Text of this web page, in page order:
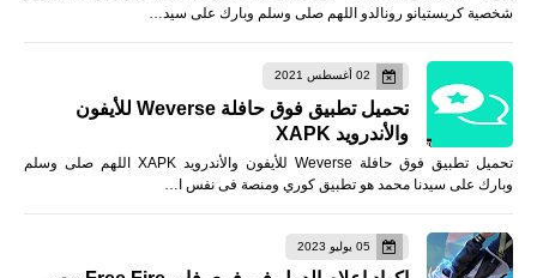
شخصية كريستيانو رونالدو اللهم صلى وسلم وبارك على سيد…
02 أغسطس 2021
تحميل تطبيق فوق حافلة Weverse للأيفون
والأندرويد XAPK
تحميل تطبيق فوق حافلة Weverse للأيفون والأندرويد XAPK اللهم صلى وسلم
وبارك على سيدنا محمد هو تطبيق كوري ومنصة فى نفس ا…
05 يوليو 2023